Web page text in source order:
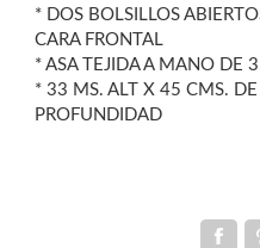
* DOS BOLSILLOS
CARA FRONTAL
* ASA TEJIDA A MANO DE
* 33 MS. ALT X 45 CMS.
PROFUNDIDAD